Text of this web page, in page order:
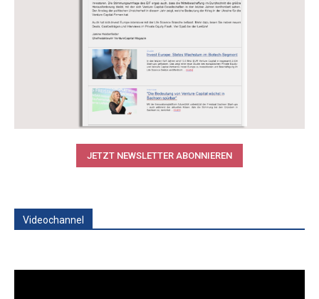
JETZT NEWSLETTER ABONNIEREN
Videochannel